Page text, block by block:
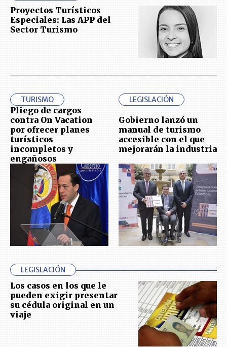
Proyectos Turísticos
Especiales: Las APP del
Sector Turismo
TURISMO
Pliego de cargos
contra On Vacation
por ofrecer planes
turísticos
incompletos y
engañosos
LEGISLACIÓN
Gobierno lanzó un
manual de turismo
accesible con el que
mejorarán la industria
LEGISLACIÓN
Los casos en los que le
pueden exigir presentar
su cédula original en un
viaje